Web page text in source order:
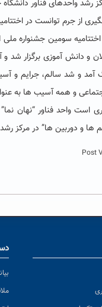
رشد واحدهای فناور
از جرم توانست در
و دانش آموزی برگزار شد
آمد و شد سالم، جرایم و
و همه آسیب ها به
است واحد فناور “نهان
ها و دوربین ها” در مرکز
Post